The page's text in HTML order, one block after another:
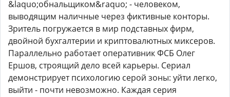
&laquo;обнальщиком&raquo; - человеком,
выводящим наличные через фиктивные конторы.
Зритель погружается в мир подставных фирм,
двойной бухгалтерии и криптовалютных миксеров.
Параллельно работает оперативник ФСБ Олег
Ершов, строящий дело всей карьеры. Сериал
демонстрирует психологию серой зоны: уйти легко,
выйти - почти невозможно. Каждая серия